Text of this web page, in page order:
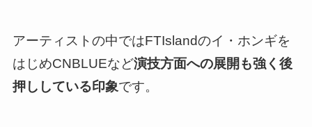
アーティストの中ではFTIslandのイ・ホンギを
はじめCNBLUEなど演技方面への展開も強く後
押ししている印象です。